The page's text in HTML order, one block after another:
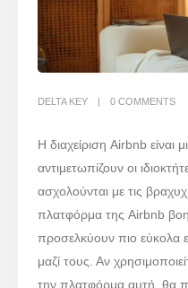
DELTA KEY 0 COMMENTS
Η διαχείριση Airbnb
αντιμετωπίζουν οι
ασχολούνται με τις
πλατφόρμα της Airbnb
προσελκύουν πιο εύκολα
μαζί τους. Αν
την πλατφόρμα αυτή, θα